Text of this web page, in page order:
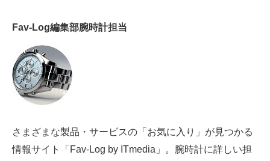
製造業のIT導入・活用を支援
モノづくり技術者専門サイト
エレクトロニクス専門サイト
電子設計の基本と応用
建設×テクノロジーの最前線
Fav-Log編集部腕時計担当
さまざまな製品・サービスの「お気に入り」が見つかる
情報サイト「Fav-Log by ITmedia」。腕時計に詳しい担